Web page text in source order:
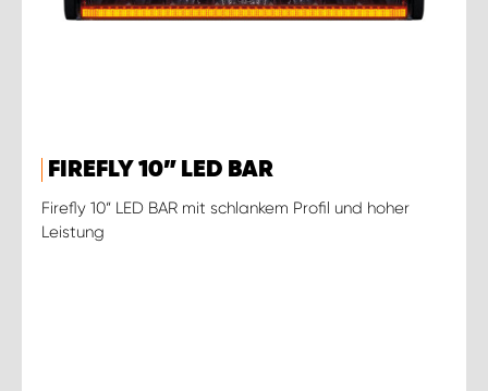
FIREFLY 10” LED BAR
Firefly 10“ LED BAR mit schlankem Profil und hoher
Leistung